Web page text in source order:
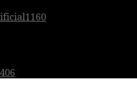
1160
406